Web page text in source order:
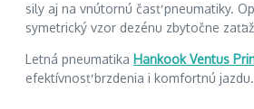
sily aj na vnútornú časť pneumatiky.
symetrický vzor dezénu zbytočne
Letná pneumatika Hankook Ventus
efektívnosť brzdenia i komfortnú jazdu.